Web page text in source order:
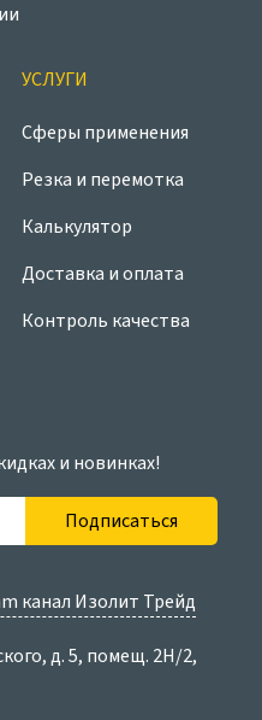
УСЛУГИ
Сферы применения
Резка и перемотка
Калькулятор
Доставка и оплата
Контроль качества
и новинках!
Подписаться
канал Изолит Трейд
д. 5, помещ. 2Н/2,